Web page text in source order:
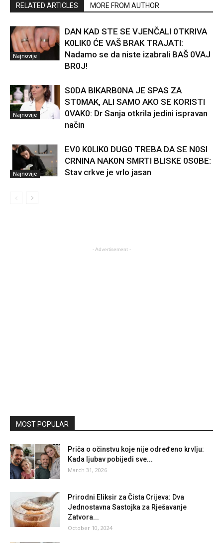
RELATED ARTICLES MORE FROM AUTHOR
Najnovije
DAN KAD STE SE VJENČALI 0TKRIVA
K0LIK0 ĆE VAŠ BRAK TRAJATI:
Nadamo se da niste izabrali BAŠ 0VAJ
BR0J!
Najnovije
S0DA BIKARB0NA JE SPAS ZA
ST0MAK, ALI SAMO AKO SE KORISTI
0VAK0: Dr Sanja otkrila jedini ispravan
način
Najnovije
EV0 K0LIK0 DUG0 TREBA DA SE N0SI
CRNINA NAK0N SMRTI BLISKE 0S0BE:
Stav crkve je vrlo jasan
- Advertisement -
MOST POPULAR
Priča o očinstvu koje nije određeno krvlju:
Kada ljubav pobijedi sve...
March 31, 2026
Prirodni Eliksir za Čista Crijeva: Dva
Jednostavna Sastojka za Rješavanje
Zatvora...
October 10, 2024